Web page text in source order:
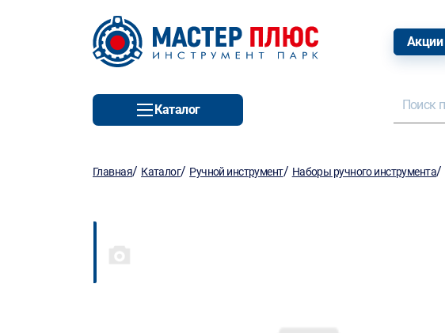
Акции
Каталог
Главная/ Каталог/ Ручной инструмент/ Наборы ручного инструмента/